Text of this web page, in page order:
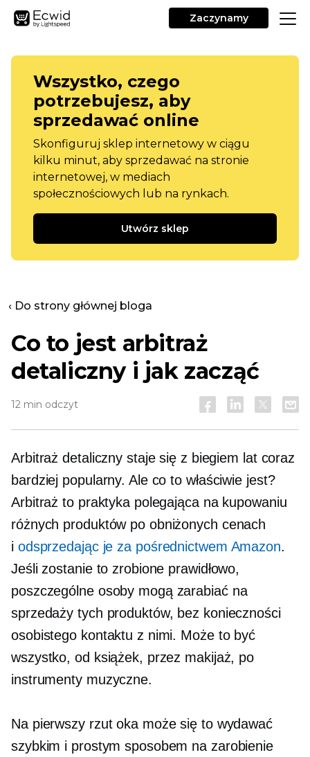
Zaczynamy
Wszystko, czego
potrzebujesz, aby
sprzedawać online
Skonfiguruj sklep internetowy w ciągu
kilku minut, aby sprzedawać na stronie
internetowej, w mediach
społecznościowych lub na rynkach.
Utwórz sklep
‹ Do strony głównej bloga
Co to jest arbitraż
detaliczny i jak zacząć
12 min odczyt
Arbitraż detaliczny staje się z biegiem lat coraz
bardziej popularny. Ale co to właściwie jest?
Arbitraż to praktyka polegająca na kupowaniu
różnych produktów po obniżonych cenach
i odsprzedając je za pośrednictwem Amazon.
Jeśli zostanie to zrobione prawidłowo,
poszczególne osoby mogą zarabiać na
sprzedaży tych produktów, bez konieczności
osobistego kontaktu z nimi. Może to być
wszystko, od książek, przez makijaż, po
instrumenty muzyczne.
Na pierwszy rzut oka może się to wydawać
szybkim i prostym sposobem na zarobienie